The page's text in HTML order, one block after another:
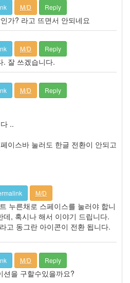
M/D Reply
가? 라고 뜨면서 안되네요
M/D Reply
. 잘 쓰겠습니다.
M/D Reply
..
이스바 눌러도 한글 전환이 안되고
M/D
누른채로 스페이스를 눌러야 합니
데, 혹시나 해서 이야기 드립니다.
고 동그란 아이콘이 전환 됩니다.
M/D Reply
션을 구할수있을까요?